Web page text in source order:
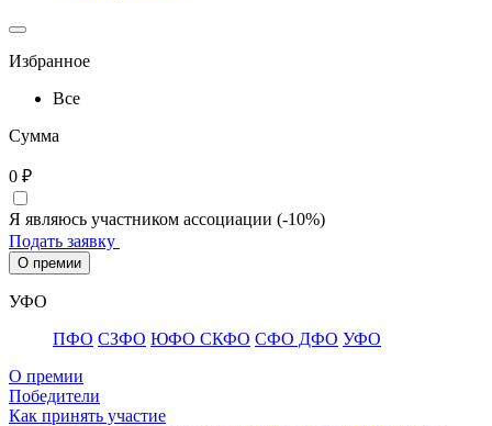
Избранное
Все
Сумма
0 ₽
Я являюсь участником ассоциации (-10%)
Подать заявку
О премии
УФО
ПФО СЗФО ЮФО СКФО CФО ДФО УФО
О премии
Победители
Как принять участие